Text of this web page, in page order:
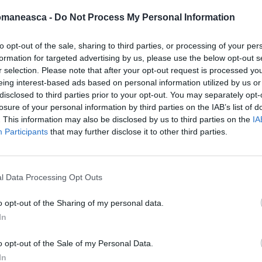
- Do Not Process My Personal Information
opt-out of the sale, sharing to third parties, or processing of your
for targeted advertising by us, please use the below opt-out
selection. Please note that after your opt-out request is processed
interest-based ads based on personal information utilized by us
to third parties prior to your opt-out. You may separately
of your personal information by third parties on the IAB’s list of
This information may also be disclosed by us to third parties on the
Participants that may further disclose it to other third parties.
Data Processing Opt Outs
opt-out of the Sharing of my personal data.
opt-out of the Sale of my Personal Data.
internă și internațională pentru
și MDF.
GAZETA ROMÂNEASCĂ